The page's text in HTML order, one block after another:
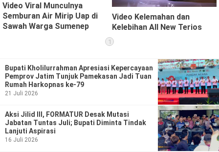
Video Viral Munculnya
Semburan Air Mirip Uap di
Sawah Warga Sumenep
Video Kelemahan dan
Kelebihan All New Terios
1
Bupati Kholilurrahman Apresiasi Kepercayaan
Pemprov Jatim Tunjuk Pamekasan Jadi Tuan
Rumah Harkopnas ke-79
21 Juli 2026
Aksi Jilid III, FORMATUR Desak Mutasi
Jabatan Tuntas Juli; Bupati Diminta Tindak
Lanjuti Aspirasi
16 Juli 2026